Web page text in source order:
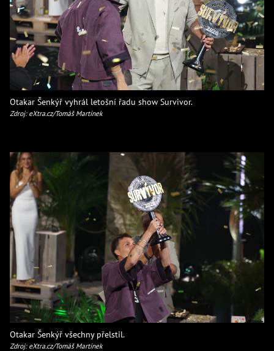
Otakar Šenkýř vyhrál letošní řadu show Survivor.
Zdroj: eXtra.cz/Tomáš Martínek
Otakar Šenkýř všechny přelstil.
Zdroj: eXtra.cz/Tomáš Martínek